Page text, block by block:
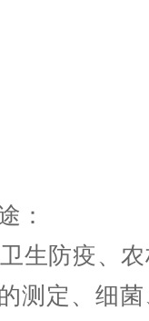
：
生防疫、
测定、细